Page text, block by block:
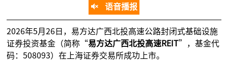
语音播报
2026年5月26日，易方达广西北投高速公路封闭式基础设施
证券投资基金（简称“易方达广西北投高速REIT”，基金代
码：508093）在上海证券交易所成功上市。